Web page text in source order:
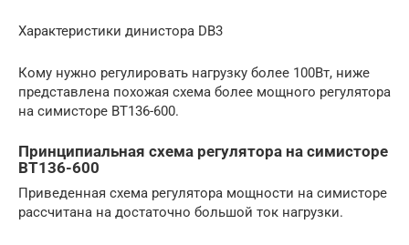
Характеристики динистора DB3
Кому нужно регулировать нагрузку более 100Вт, ниже
представлена похожая схема более мощного регулятора
на симисторе ВТ136-600.
Принципиальная схема регулятора на симисторе
BT136-600
Приведенная схема регулятора мощности на симисторе
рассчитана на достаточно большой ток нагрузки.